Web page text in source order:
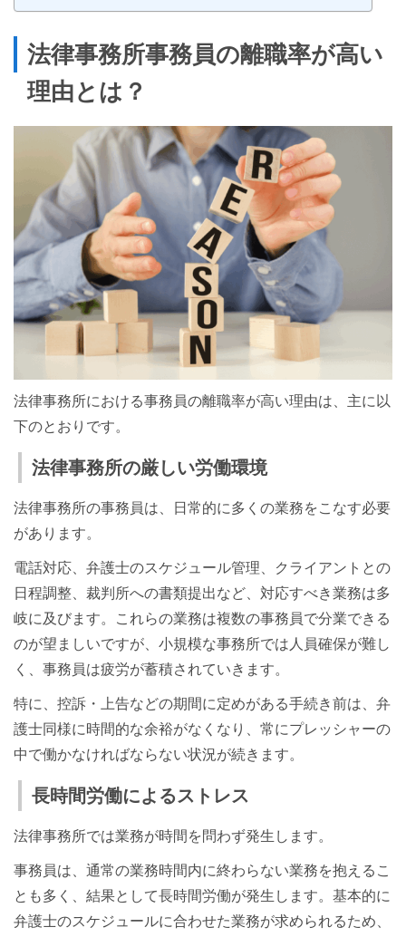
法律事務所事務員の離職率が高い
理由とは？
法律事務所における事務員の離職率が高い理由は、主に以
下のとおりです。
法律事務所の厳しい労働環境
法律事務所の事務員は、日常的に多くの業務をこなす必要
があります。
電話対応、弁護士のスケジュール管理、クライアントとの
日程調整、裁判所への書類提出など、対応すべき業務は多
岐に及びます。これらの業務は複数の事務員で分業できる
のが望ましいですが、小規模な事務所では人員確保が難し
く、事務員は疲労が蓄積されていきます。
特に、控訴・上告などの期間に定めがある手続き前は、弁
護士同様に時間的な余裕がなくなり、常にプレッシャーの
中で働かなければならない状況が続きます。
長時間労働によるストレス
法律事務所では業務が時間を問わず発生します。
事務員は、通常の業務時間内に終わらない業務を抱えるこ
とも多く、結果として長時間労働が発生します。基本的に
弁護士のスケジュールに合わせた業務が求められるため、